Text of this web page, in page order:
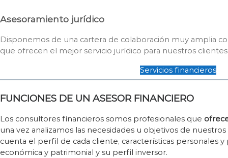
Asesoramiento jurídico
Disponemos de una cartera de colaboración muy amplia
que ofrecen el mejor servicio jurídico para nuestros clientes
Servicios financieros
FUNCIONES DE UN ASESOR FINANCIERO
Los consultores financieros somos profesionales que
una vez analizamos las necesidades u objetivos de
cuenta el perfil de cada cliente, características personales y
económica y patrimonial y su perfil inversor.